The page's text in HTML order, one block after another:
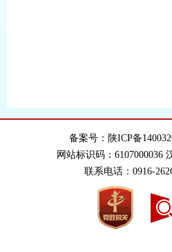
备案号：陕ICP备
网站标识码：6107000036
联系电话：0916-